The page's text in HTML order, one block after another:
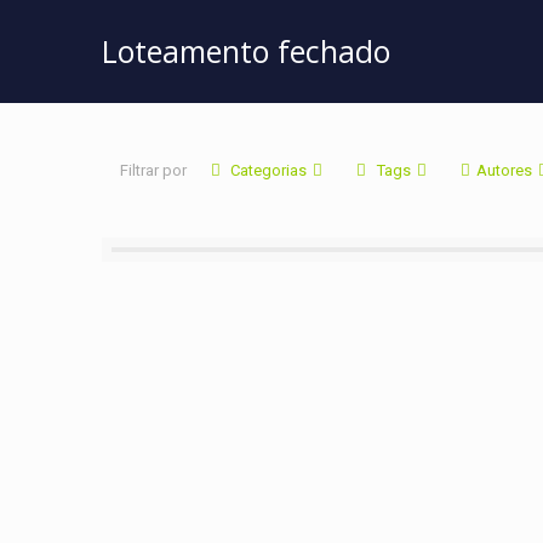
Loteamento fechado
Filtrar por Categorias Tags Autores